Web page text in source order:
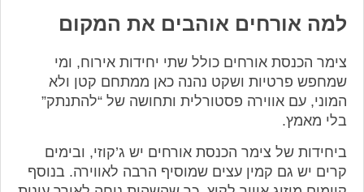
למה אורחים אוהבים את המקום
צימר הכנסת אורחים כולל שתי יחידות אירוח, ומי
שמחפש פרטיות ושקט נהנה כאן ממתחם קטן ולא
המוני, עם אווירה פסטורלית ותחושה של “להתנתק”
בלי מאמץ.
ביחידות של צימר הכנסת אורחים יש ג’קוזי, ובימים
קרים יש גם קמין עצים שמוסיף הרבה לאווירה. בנוסף